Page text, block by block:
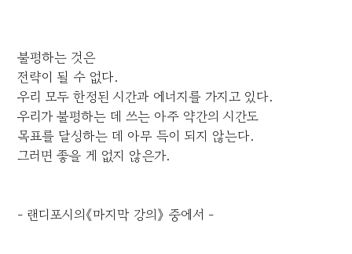
불평하는 것은
전략이 될 수 없다.
우리 모두 한정된 시간과 에너지를 가지고 있다.
우리가 불평하는 데 쓰는 아주 약간의 시간도
목표를 달성하는 데 아무 득이 되지 않는다.
그러면 좋을 게 없지 않은가.
- 랜디포시의《마지막 강의》 중에서 -